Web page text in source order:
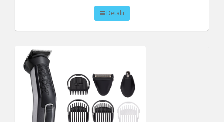
Detalii